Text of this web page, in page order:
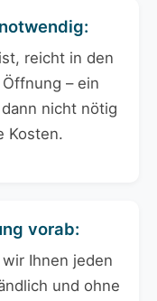
reicht in den
– ein
nicht nötig
Kosten.
vorab:
Ihnen jeden
und ohne